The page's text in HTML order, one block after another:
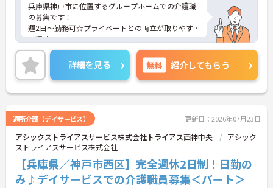
兵庫県神戸市に位置するグループホームでの介護職
の募集です！
週2日～勤務可☆プライベートとの両立が取りやす
い環境です♪
ご興味ある方には、面接対策ポイントなど、さらに
詳細をお話しいたしますのでお気軽にご相談くださ
い。
詳細を見る 無料 紹介してもらう
通所介護（デイサービス） 更新日：2026年07月23日
アシックストライアスサービス株式会社トライアス西神中央
アシック
ストライアスサービス株式会社
【兵庫県／神戸市西区】完全週休2日制！日勤の
み♪デイサービスでの介護職員募集＜パート＞